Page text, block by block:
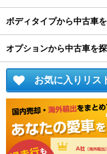
ボディタイプから中古車
オプションから中古車を
お気に入りリス